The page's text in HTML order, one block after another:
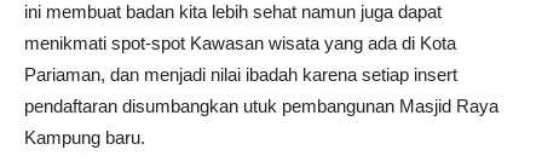
ini membuat badan kita lebih sehat namun juga dapat
menikmati spot-spot Kawasan wisata yang ada di Kota
Pariaman, dan menjadi nilai ibadah karena setiap insert
pendaftaran disumbangkan utuk pembangunan Masjid Raya
Kampung baru.